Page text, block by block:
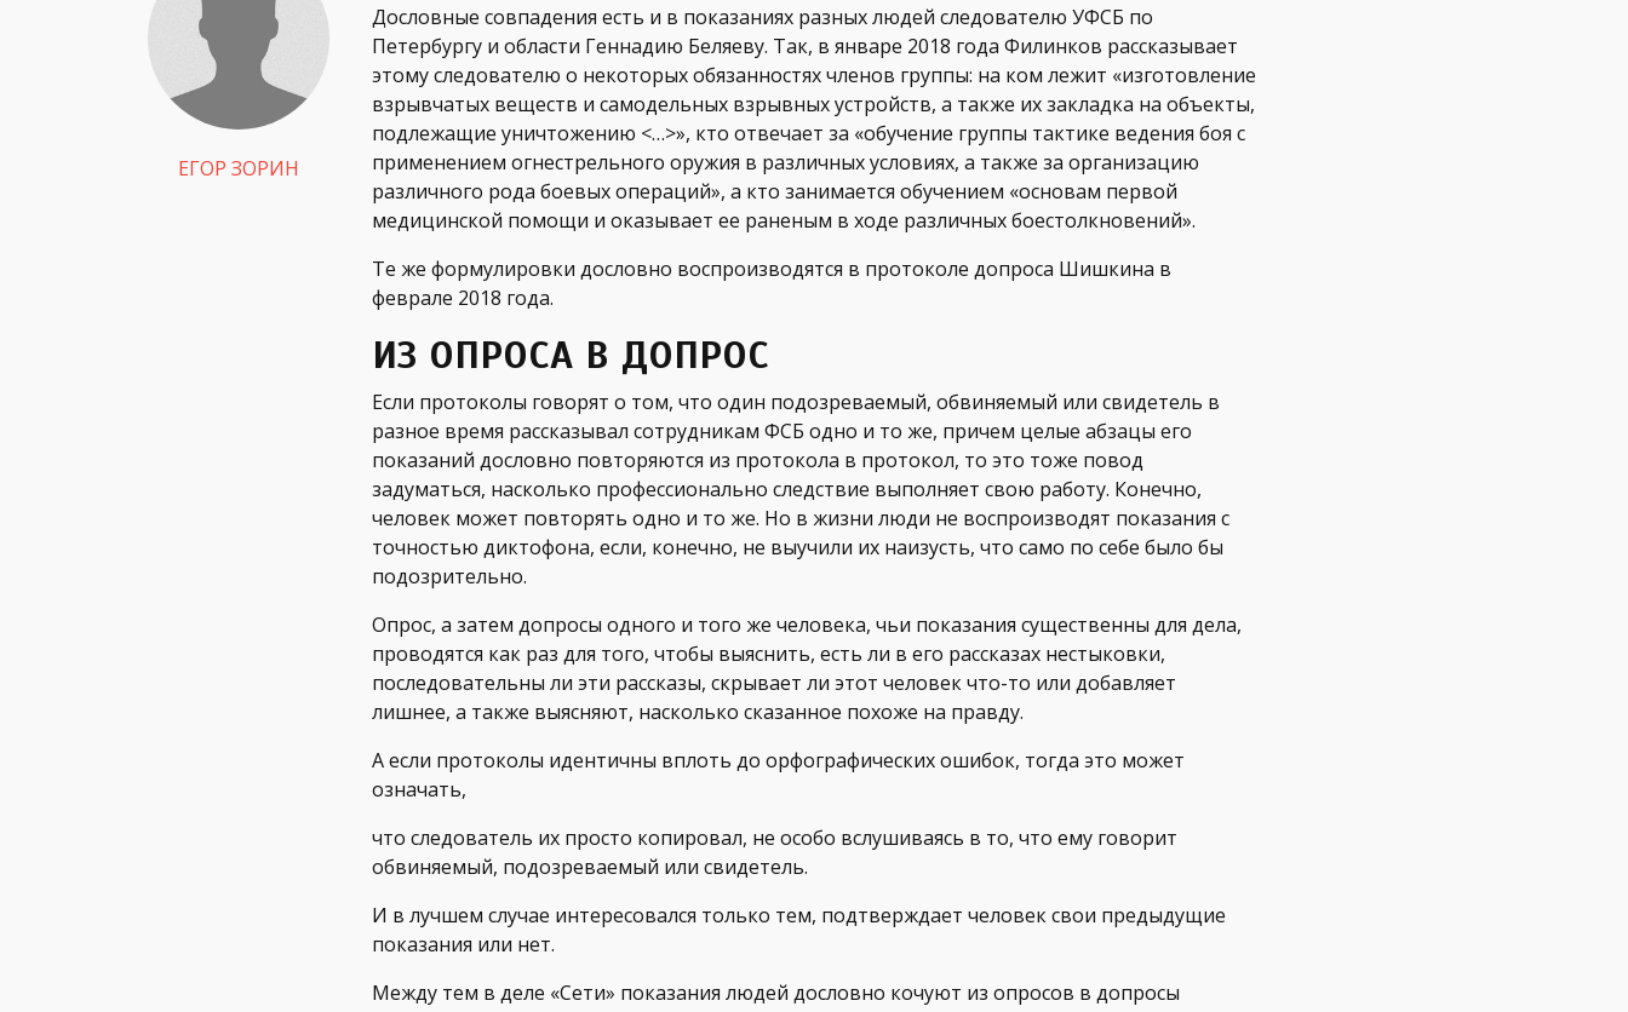
ЕГОР ЗОРИН
Дословные совпадения есть и в показаниях разных людей следователю УФСБ по
Петербургу и области Геннадию Беляеву. Так, в январе 2018 года Филинков рассказывает
этому следователю о некоторых обязанностях членов группы: на ком лежит «изготовление
взрывчатых веществ и самодельных взрывных устройств, а также их закладка на объекты,
подлежащие уничтожению <…>», кто отвечает за «обучение группы тактике ведения боя с
применением огнестрельного оружия в различных условиях, а также за организацию
различного рода боевых операций», а кто занимается обучением «основам первой
медицинской помощи и оказывает ее раненым в ходе различных боестолкновений».
Те же формулировки дословно воспроизводятся в протоколе допроса Шишкина в
феврале 2018 года.
ИЗ ОПРОСА В ДОПРОС
Если протоколы говорят о том, что один подозреваемый, обвиняемый или свидетель в
разное время рассказывал сотрудникам ФСБ одно и то же, причем целые абзацы его
показаний дословно повторяются из протокола в протокол, то это тоже повод
задуматься, насколько профессионально следствие выполняет свою работу. Конечно,
человек может повторять одно и то же. Но в жизни люди не воспроизводят показания с
точностью диктофона, если, конечно, не выучили их наизусть, что само по себе было бы
подозрительно.
Опрос, а затем допросы одного и того же человека, чьи показания существенны для дела,
проводятся как раз для того, чтобы выяснить, есть ли в его рассказах нестыковки,
последовательны ли эти рассказы, скрывает ли этот человек что-то или добавляет
лишнее, а также выясняют, насколько сказанное похоже на правду.
А если протоколы идентичны вплоть до орфографических ошибок, тогда это может
означать,
что следователь их просто копировал, не особо вслушиваясь в то, что ему говорит
обвиняемый, подозреваемый или свидетель.
И в лучшем случае интересовался только тем, подтверждает человек свои предыдущие
показания или нет.
Между тем в деле «Сети» показания людей дословно кочуют из опросов в допросы